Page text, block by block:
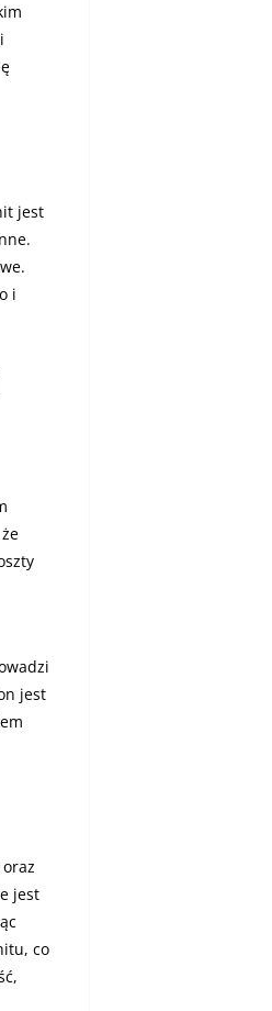
jest
i
jest
jest
co